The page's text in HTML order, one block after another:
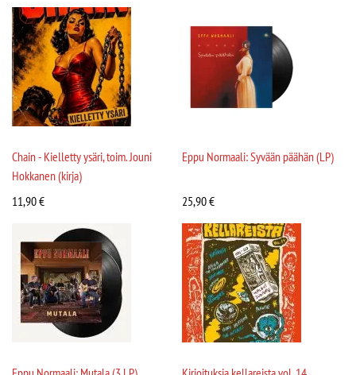
Chain - Kielletty ysäri, toim. Jouni
Hokkanen (kirja)
11,90€
Eppu Normaali: Syvään päähän (LP)
25,90€